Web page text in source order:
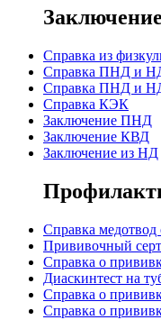
Заключение
Cправка из
Cправка ПНД и НД
Справка ПНД и НД
Справка КЭК
Заключение ПНД
Заключение КВД
Заключение из НД
Справка медотвод
Прививочный
Cправка о
Диаскинтест на
Справка о
Справка о